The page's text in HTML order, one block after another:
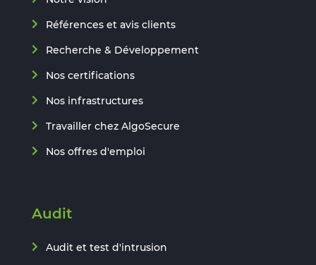
Références et avis clients
Recherche & Développement
Nos certifications
Nos infrastructures
Travailler chez AlgoSecure
Nos offres d'emploi
Audit
Audit et test d'intrusion